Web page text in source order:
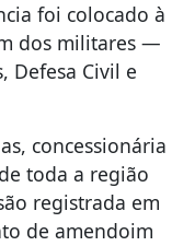
foi colocado à
dos militares —
Defesa Civil e
concessionária
toda a região
registrada em
de amendoim